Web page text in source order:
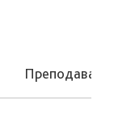
Преподаваемые